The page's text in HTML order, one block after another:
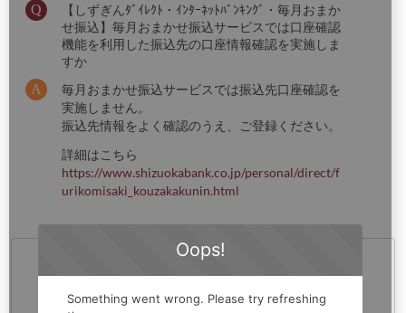
【しずぎんﾀﾞｲﾚｸﾄ・ｲﾝﾀｰﾈｯﾄﾊﾞﾝｷﾝｸﾞ・毎月おまか
せ振込】毎月おまかせ振込サービスでは口座確認
機能を利用した振込先の口座情報確認を実施しま
すか
毎月おまかせ振込サービスでは振込先口座確認を
実施しません。
振込先情報をよく確認のうえ、ご登録ください。
詳細はこちら
https://www.shizuokabank.co.jp/personal/direct/f
urikomisaki_kouzakakunin.html